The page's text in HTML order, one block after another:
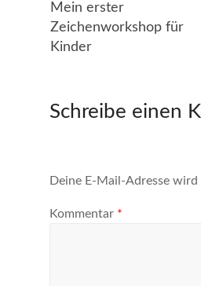
Mein erster
Zeichenworkshop für
Kinder
Schreibe einen
Deine E-Mail-Adresse
Kommentar *